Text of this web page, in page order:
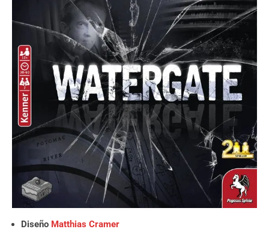
Diseño Matthias Cramer